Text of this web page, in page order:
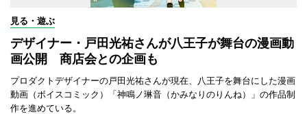
見る・遊ぶ
デザイナー・戸田光祐さんが八王子が舞台の漫画動
画公開 商店会との企画も
プロダクトデザイナーの戸田光祐さんが現在、八王子を舞台にした漫画
動画（ボイスコミック）「神鳴ノ琳音（かみなりのりんね）」の作品制
作を進めている。